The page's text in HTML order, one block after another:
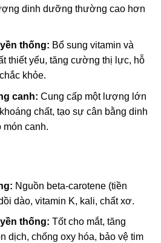
dinh dưỡng thường cao hơn
thống: Bổ sung vitamin và
thiết yếu, tăng cường thị lực, hỗ
khỏe.
canh: Cung cấp một lượng lớn
chất, tạo sự cân bằng dinh
canh.
Nguồn beta-carotene (tiền
dào, vitamin K, kali, chất xơ.
thống: Tốt cho mắt, tăng
dịch, chống oxy hóa, bảo vệ tim